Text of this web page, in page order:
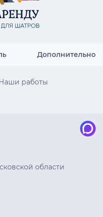
Дополнительно
Наши работы
области